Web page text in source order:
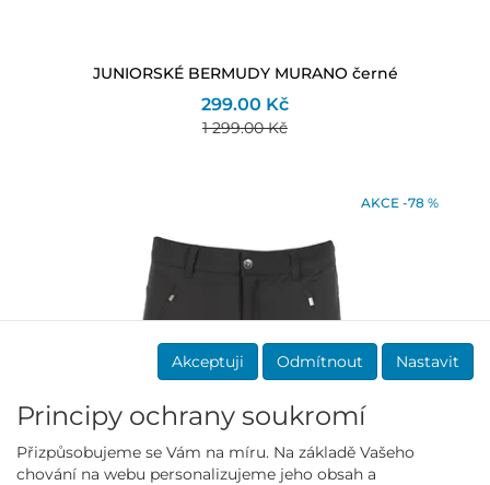
JUNIORSKÉ BERMUDY MURANO černé
299.00 Kč
1 299.00 Kč
AKCE -78 %
Akceptuji Odmítnout Nastavit
Principy ochrany soukromí
Přizpůsobujeme se Vám na míru. Na základě Vašeho
chování na webu personalizujeme jeho obsah a